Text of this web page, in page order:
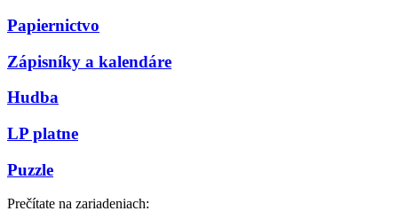
Papiernictvo
Zápisníky a kalendáre
Hudba
LP platne
Puzzle
Prečítate na zariadeniach: